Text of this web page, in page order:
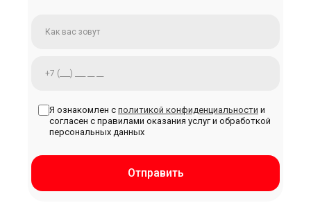
Отправить
Я ознакомлен с политикой конфиденциальности и
согласен с правилами оказания услуг и обработкой
персональных данных